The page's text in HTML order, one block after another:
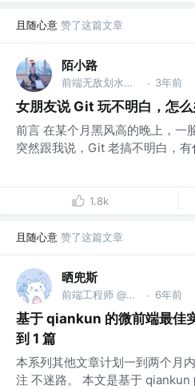
且随心意 赞了这篇文章
陌小路
前端无敌划水怪 @淘宝 · 3年前
女朋友说 Git 玩不明白，怎么
前言 在某个月黑风高的晚上，一
突然跟我说，Git 老搞不明白，有
1.8k
且随心意 赞了这篇文章
晒兜斯
前端工程师 @明源云 · 6年前
基于 qiankun 的微前端最佳
到 1 篇
本系列其他文章计划一到两个月
注 不迷路。 本文是基于 qiankun